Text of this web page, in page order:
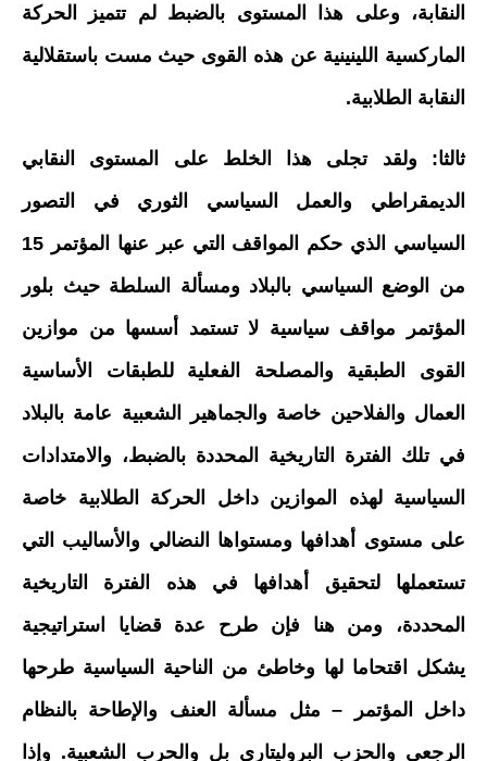
النقابة، وعلى هذا المستوى بالضبط لم تتميز الحركة
الماركسية اللينينية عن هذه القوى حيث مست باستقلالية
النقابة الطلابية.
ثالثا: ولقد تجلى هذا الخلط على المستوى النقابي
الديمقراطي والعمل السياسي الثوري في التصور
السياسي الذي حكم المواقف التي عبر عنها المؤتمر 15
من الوضع السياسي بالبلاد ومسألة السلطة حيث بلور
المؤتمر مواقف سياسية لا تستمد أسسها من موازين
القوى الطبقية والمصلحة الفعلية للطبقات الأساسية
العمال والفلاحين خاصة والجماهير الشعبية عامة بالبلاد
في تلك الفترة التاريخية المحددة بالضبط، والامتدادات
السياسية لهذه الموازين داخل الحركة الطلابية خاصة
على مستوى أهدافها ومستواها النضالي والأساليب التي
تستعملها لتحقيق أهدافها في هذه الفترة التاريخية
المحددة، ومن هنا فإن طرح عدة قضايا استراتيجية
يشكل اقتحاما لها وخاطئ من الناحية السياسية طرحها
داخل المؤتمر – مثل مسألة العنف والإطاحة بالنظام
الرجعي والحزب البروليتاري بل والحرب الشعبية. وإذا